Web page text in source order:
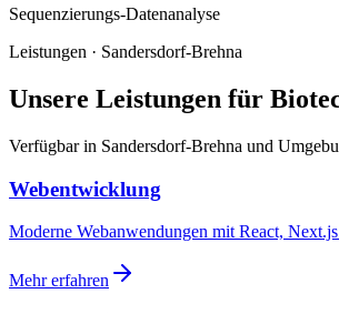
Sequenzierungs-Datenanalyse
Leistungen · Sandersdorf-Brehna
Unsere Leistungen für
Verfügbar in Sandersdorf-Brehna und
Webentwicklung
Moderne Webanwendungen mit React,
Mehr erfahren